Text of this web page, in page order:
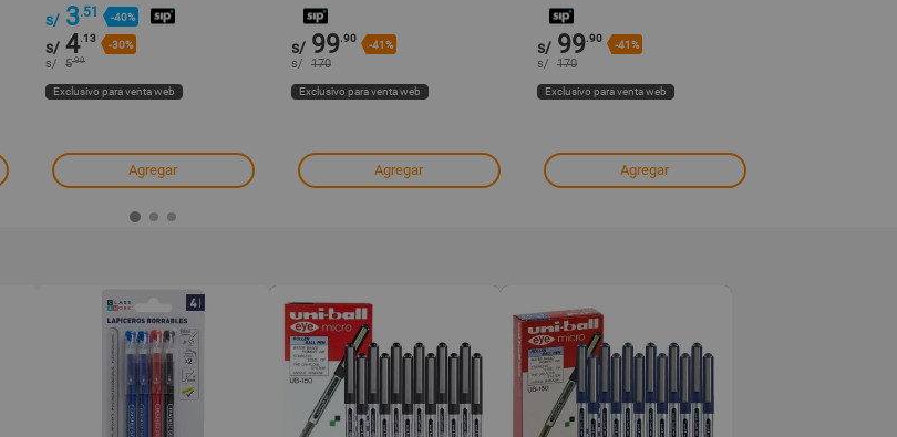
s/ 3.51 -40%
s/ 4.13
-30%
s/ 5.90
Exclusivo para venta web
Agregar
s/ 99.90
-41%
s/ 170
Exclusivo para venta web
Agregar
s/ 99.90
-41%
s/ 170
Exclusivo para venta web
Agregar